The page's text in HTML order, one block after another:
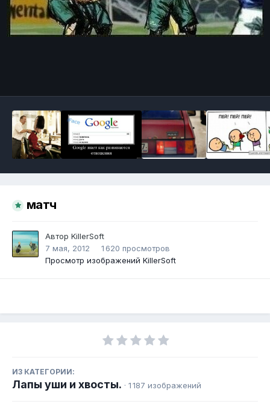
матч
Автор KillerSoft
7 мая, 2012
1 620 просмотров
Просмотр изображений KillerSoft
ИЗ КАТЕГОРИИ:
Лапы уши и хвосты. · 1 187 изображений